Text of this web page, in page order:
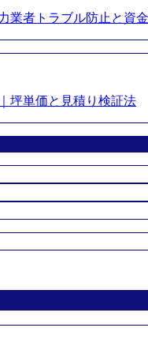
業者トラブル防止と資
坪単価と見積り検証法